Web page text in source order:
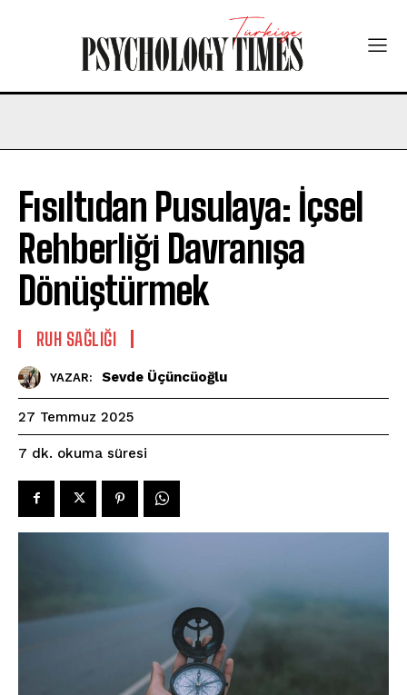
Fısıltıdan Pusulaya: İçsel
Rehberliği Davranışa
Dönüştürmek
⁠RUH SAĞLIĞI
YAZAR: Sevde Üçüncüoğlu
27 Temmuz 2025
7 dk. okuma süresi